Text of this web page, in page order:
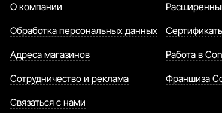
О компании
Обработка персональных данных
Адреса магазинов
Сотрудничество и реклама
Связаться с нами
Работа в
Франшиза